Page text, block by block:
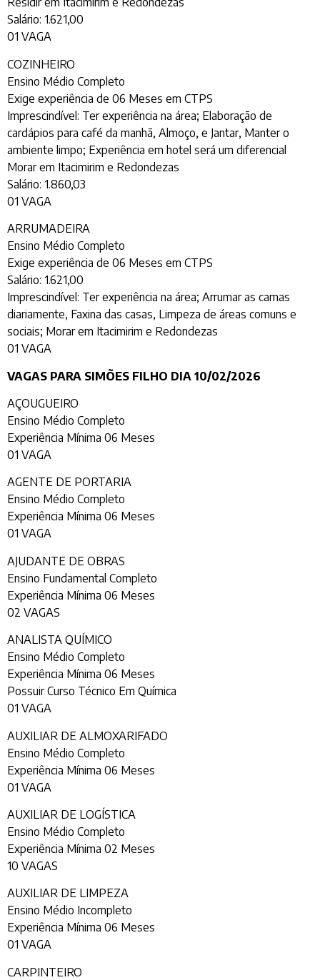
Salário: 1.621,00
01 VAGA
COZINHEIRO
Ensino Médio Completo
Exige experiência de 06 Meses em CTPS
Imprescindível: Ter experiência na área; Elaboração de
cardápios para café da manhã, Almoço, e Jantar, Manter o
ambiente limpo; Experiência em hotel será um diferencial
Morar em Itacimirim e Redondezas
Salário: 1.860,03
01 VAGA
ARRUMADEIRA
Ensino Médio Completo
Exige experiência de 06 Meses em CTPS
Salário: 1.621,00
Imprescindível: Ter experiência na área; Arrumar as camas
diariamente, Faxina das casas, Limpeza de áreas comuns e
sociais; Morar em Itacimirim e Redondezas
01 VAGA
VAGAS PARA SIMÕES FILHO DIA 10/02/2026
AÇOUGUEIRO
Ensino Médio Completo
Experiência Mínima 06 Meses
01 VAGA
AGENTE DE PORTARIA
Ensino Médio Completo
Experiência Mínima 06 Meses
01 VAGA
AJUDANTE DE OBRAS
Ensino Fundamental Completo
Experiência Mínima 06 Meses
02 VAGAS
ANALISTA QUÍMICO
Ensino Médio Completo
Experiência Mínima 06 Meses
Possuir Curso Técnico Em Química
01 VAGA
AUXILIAR DE ALMOXARIFADO
Ensino Médio Completo
Experiência Mínima 06 Meses
01 VAGA
AUXILIAR DE LOGÍSTICA
Ensino Médio Completo
Experiência Mínima 02 Meses
10 VAGAS
AUXILIAR DE LIMPEZA
Ensino Médio Incompleto
Experiência Mínima 06 Meses
01 VAGA
CARPINTEIRO